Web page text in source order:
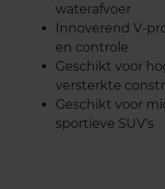
waterafvoer
Innoverend V-
en controle
Geschikt voor
versterkte
Geschikt voor
sportieve SUV's